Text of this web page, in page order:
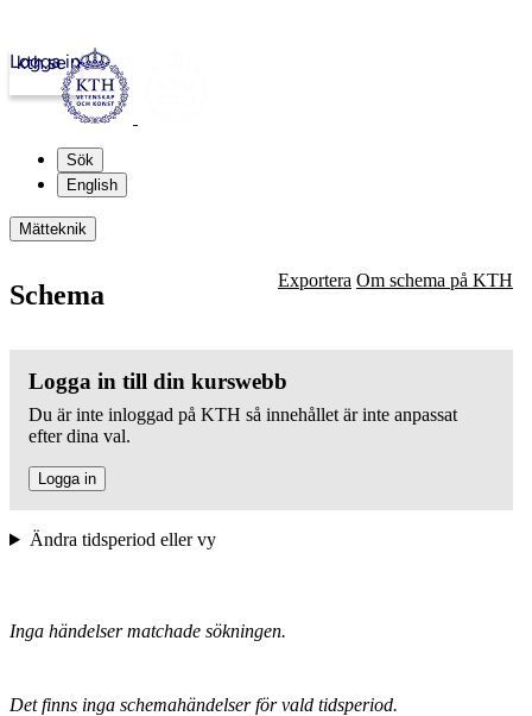
kth.se
Logga in
Sök
English
Mätteknik
Schema Exportera Om schema på KTH
Logga in till din kurswebb
Du är inte inloggad på KTH så innehållet är inte anpassat
efter dina val.
Logga in
Ändra tidsperiod eller vy
Inga händelser matchade sökningen.
Det finns inga schemahändelser för vald tidsperiod.